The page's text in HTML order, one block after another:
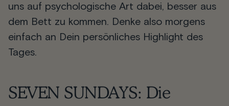
uns auf psychologische Art dabei, besser aus
dem Bett zu kommen. Denke also morgens
einfach an Dein persönliches Highlight des
Tages.
SEVEN SUNDAYS: Die